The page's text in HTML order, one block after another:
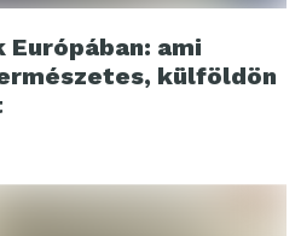
ami
külföldön